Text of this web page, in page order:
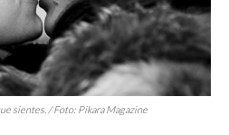
sientes. / Foto: Pikara Magazine